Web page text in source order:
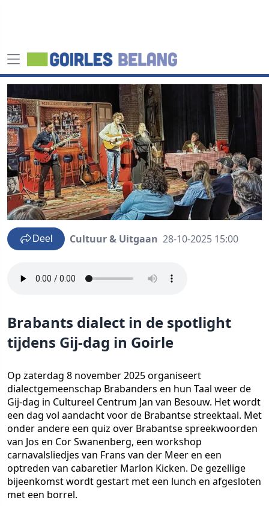
Deel Cultuur & Uitgaan 28-10-2025 15:00
Brabants dialect in de spotlight
tijdens Gij-dag in Goirle
Op zaterdag 8 november 2025 organiseert
dialectgemeenschap Brabanders en hun Taal weer de
Gij-dag in Cultureel Centrum Jan van Besouw. Het wordt
een dag vol aandacht voor de Brabantse streektaal. Met
onder andere een quiz over Brabantse spreekwoorden
van Jos en Cor Swanenberg, een workshop
carnavalsliedjes van Frans van der Meer en een
optreden van cabaretier Marlon Kicken. De gezellige
bijeenkomst wordt gestart met een lunch en afgesloten
met een borrel.